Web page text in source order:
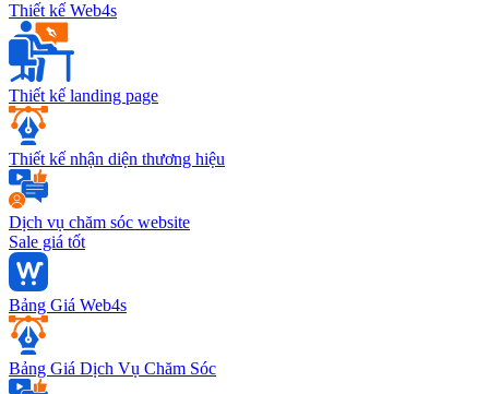
Thiết kế Web4s
Thiết kế landing page
Thiết kế nhận diện thương hiệu
Dịch vụ chăm sóc website
Sale giá tốt
Bảng Giá Web4s
Bảng Giá Dịch Vụ Chăm Sóc